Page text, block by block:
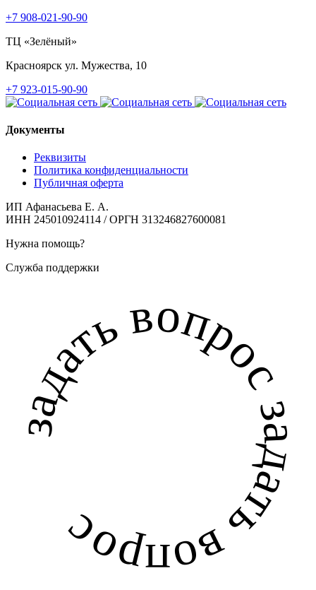
+7 908-021-90-90
ТЦ «Зелёный»
Красноярск ул. Мужества, 10
+7 923-015-90-90
Документы
Реквизиты
Политика конфиденциальности
Публичная оферта
ИП Афанасьева Е. А.
ИНН 245010924114 / ОРГН 313246827600081
Нужна помощь?
Служба поддержки
задать вопрос задать вопрос